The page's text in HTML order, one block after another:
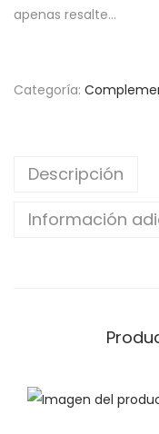
apenas resalte…
Categoría:
Descripción
Información